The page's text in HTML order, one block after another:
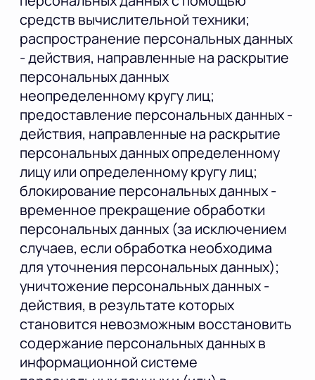
средств вычислительной техники;
распространение персональных данных
- действия, направленные на раскрытие
персональных данных
неопределенному кругу лиц;
предоставление персональных данных -
действия, направленные на раскрытие
персональных данных определенному
лицу или определенному кругу лиц;
блокирование персональных данных -
временное прекращение обработки
персональных данных (за исключением
случаев, если обработка необходима
для уточнения персональных данных);
уничтожение персональных данных -
действия, в результате которых
становится невозможным восстановить
содержание персональных данных в
информационной системе